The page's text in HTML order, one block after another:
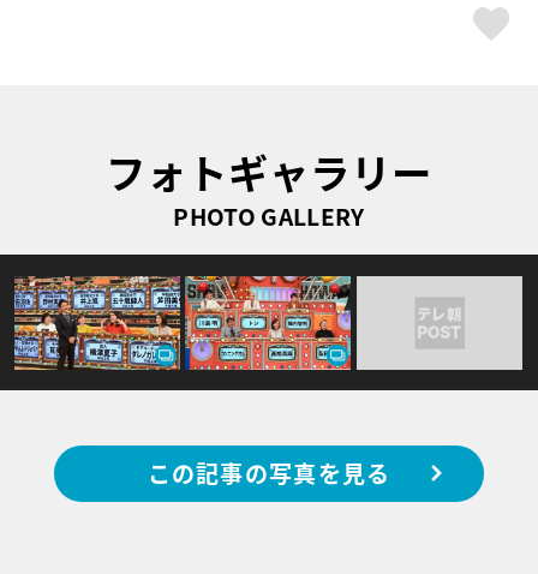
フォトギャラリー
PHOTO GALLERY
この記事の写真を見る